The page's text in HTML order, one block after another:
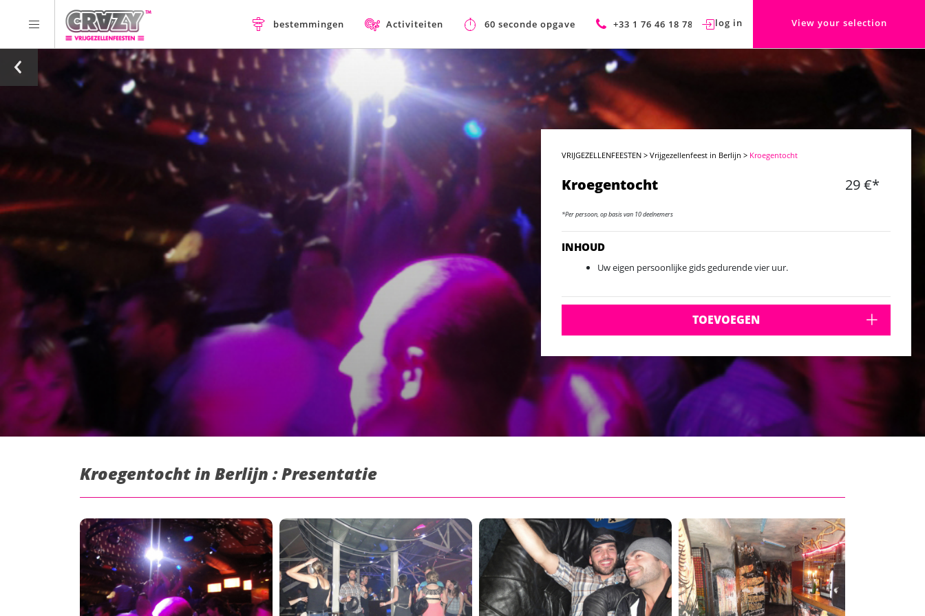
bestemmingen Activiteiten 60 seconde opgave +33 1 76 46 18 78 log in View your selection
VRIJGEZELLENFEESTEN >Vrijgezellenfeest in Berlijn > Kroegentocht
Kroegentocht 29 €*
*Per persoon, op basis van 10 deelnemers
INHOUD
Uw eigen persoonlijke gids gedurende vier uur.
TOEVOEGEN
Kroegentocht in Berlijn : Presentatie